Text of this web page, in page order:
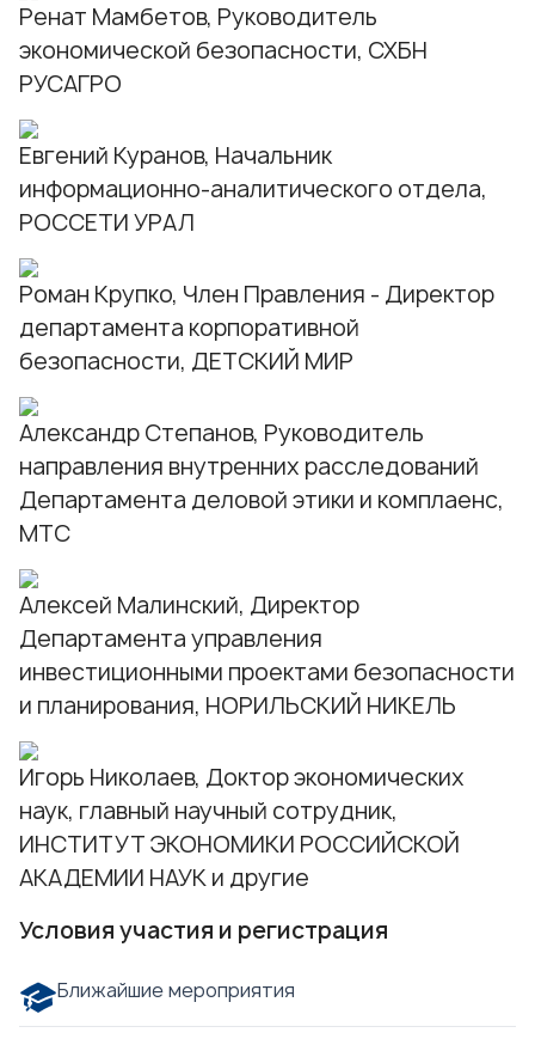
Ренат Мамбетов, Руководитель
экономической безопасности, СХБН
РУСАГРО
Евгений Куранов, Начальник
информационно-аналитического отдела,
РОССЕТИ УРАЛ
Роман Крупко, Член Правления - Директор
департамента корпоративной
безопасности, ДЕТСКИЙ МИР
Александр Степанов, Руководитель
направления внутренних расследований
Департамента деловой этики и комплаенс,
МТС
Алексей Малинский, Директор
Департамента управления
инвестиционными проектами безопасности
и планирования, НОРИЛЬСКИЙ НИКЕЛЬ
Игорь Николаев, Доктор экономических
наук, главный научный сотрудник,
ИНСТИТУТ ЭКОНОМИКИ РОССИЙСКОЙ
АКАДЕМИИ НАУК и другие
Условия участия и регистрация
Ближайшие мероприятия